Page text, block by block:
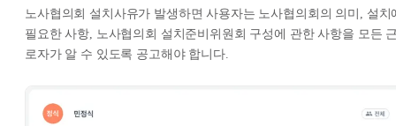
노사협의회 설치사유가 발생하면 사용자는 노사협의회의 의미, 설치
필요한 사항, 노사협의회 설치준비위원회 구성에 관한 사항을 모든
로자가 알 수 있도록 공고해야 합니다.